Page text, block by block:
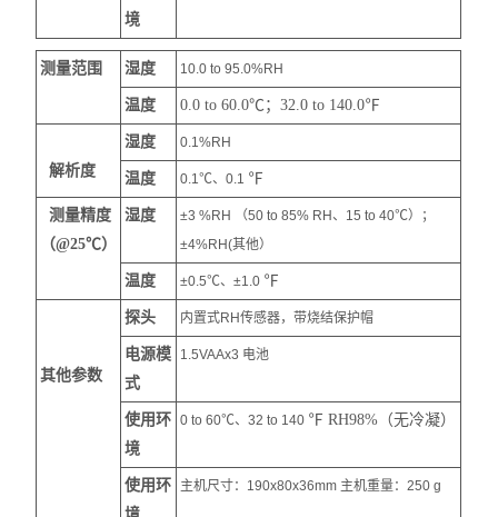
境
测量范围 湿度 10.0 to 95.0%RH
温度 0.0 to 60.0℃；32.0 to 140.0℉
解析度
湿度 0.1%RH
温度 0.1℃、0.1 ℉
测量精度
（@25℃）
湿度
±3 %RH （50 to 85% RH、15 to 40℃）；
±4%RH(其他）
温度 ±0.5℃、±1.0 ℉
其他参数
探头 内置式RH传感器，带烧结保护帽
电源模
式
1.5VAAx3 电池
使用环
境
0 to 60℃、32 to 140 ℉ RH98%（无冷凝）
使用环
主机尺寸：190x80x36mm 主机重量：250 g